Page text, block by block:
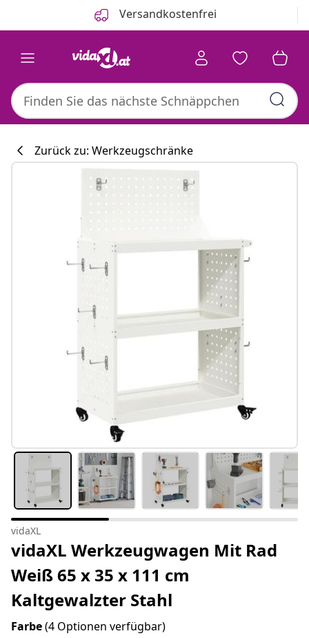
Versandkostenfrei
#sharemevidaxl
Zurück zu: Werkzeugschränke
vidaXL
vidaXL Werkzeugwagen Mit Rad
Weiß 65 x 35 x 111 cm
Kaltgewalzter Stahl
Farbe(4 Optionen verfügbar)